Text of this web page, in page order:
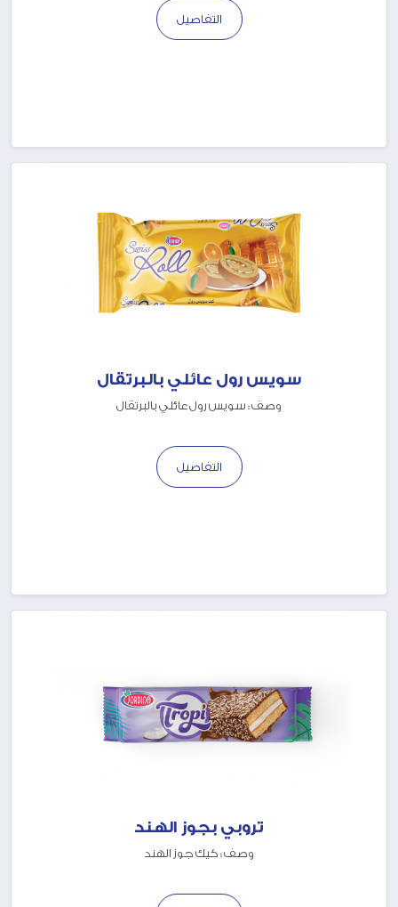
التفاصيل
سويس رول عائلي بالبرتقال
وصف : سويس رول عائلي بالبرتقال
التفاصيل
تروبي بجوز الهند
وصف : كيك جوز الهند